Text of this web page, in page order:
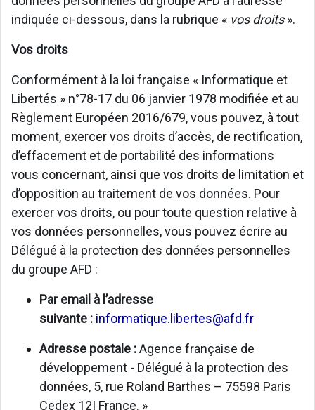
indiquée ci-dessous, dans la rubrique « vos droits».
Vos droits
Conformément à la loi française « Informatique et
Libertés » n°78-17 du 06 janvier 1978 modifiée et au
Règlement Européen 2016/679, vous pouvez, à tout
moment, exercer vos droits d’accès, de rectification,
d’effacement et de portabilité des informations
vous concernant, ainsi que vos droits de limitation et
d’opposition au traitement de vos données. Pour
exercer vos droits, ou pour toute question relative à
vos données personnelles, vous pouvez écrire au
Délégué à la protection des données personnelles
du groupe AFD :
Par email à l’adresse
suivante : informatique.libertes@afd.fr
Adresse postale :Agence française de
développement - Délégué à la protection des
données, 5, rue Roland Barthes – 75598 Paris
Cedex 12| France. »